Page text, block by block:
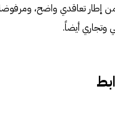
إطار تعاقدي واضح،
وتجاري أيضاً.